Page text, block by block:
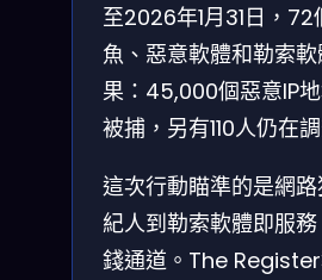
至2026年1月31日，
魚、惡意軟體和勒索
果：45,000個惡意IP
被捕，另有110人仍在
這次行動瞄準的是網
紀人到勒索軟體即服
錢通道。The